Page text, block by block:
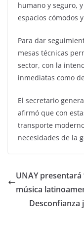
humano y seguro,
espacios cómodos
Para dar
mesas técnicas
sector, con la
inmediatas como
El secretario
afirmó que con
transporte
necesidades de la
UNAY presentará
música
Desconfianza